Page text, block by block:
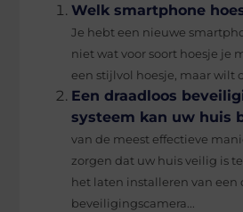
Welk smartphone
Je hebt een nieuwe
niet wat voor soort hoesje je
een stijlvol hoesje, maar wilt
Een draadloos
systeem kan uw huis
van de meest effectieve
zorgen dat uw huis veilig is
het laten installeren van een
beveiligingscamera...